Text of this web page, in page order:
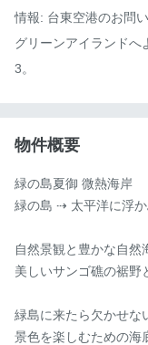
情報: 台東空港のお問
グリーンアイランドへ
3。
物件概要
緑の島夏御 微熱海岸
緑の島 ⇢ 太平洋に浮
自然景観と豊かな自然
美しいサンゴ礁の裾野
緑島に来たら欠かせな
景色を楽しむための海